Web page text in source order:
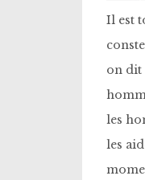
Il est
on dit
les
les